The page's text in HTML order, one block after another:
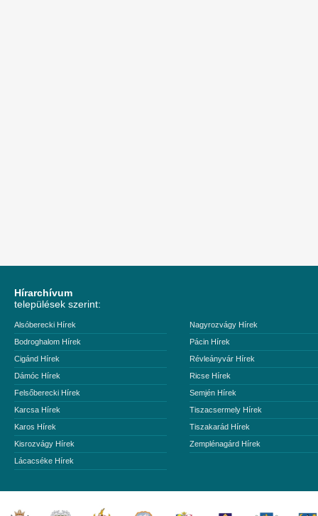
Hírarchívum
települések szerint:
Alsóberecki Hírek
Bodroghalom Hírek
Cigánd Hírek
Dámóc Hírek
Felsőberecki Hírek
Karcsa Hírek
Karos Hírek
Kisrozvágy Hírek
Lácacséke Hírek
Nagyrozvágy Hírek
Pácin Hírek
Révleányvár Hírek
Ricse Hírek
Semjén Hírek
Tiszacsermely Hírek
Tiszakarád Hírek
Zemplénagárd Hírek